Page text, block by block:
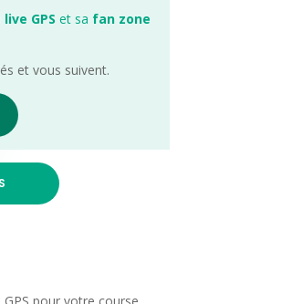
live GPS et sa fan zone
et vous suivent.